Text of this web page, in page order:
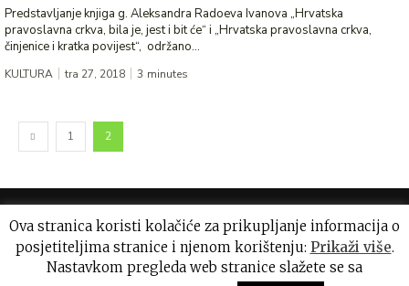
Predstavljanje knjiga g. Aleksandra Radoeva Ivanova „Hrvatska
pravoslavna crkva, bila je, jest i bit će“ i „Hrvatska pravoslavna crkva,
činjenice i kratka povijest“, održano...
KULTURA tra 27, 2018 3 minutes
1 2
Uvjeti korištenja Impressum
Ova stranica koristi kolačiće za prikupljanje informacija o
posjetiteljima stranice i njenom korištenju: Prikaži više.
Nastavkom pregleda web stranice slažete se sa